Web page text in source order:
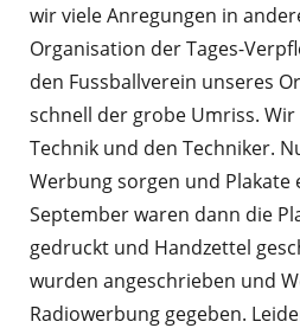
wir viele Anregungen in
Organisation der Tages-
den Fussballverein unseres
schnell der grobe Umriss.
Technik und den Techniker.
Werbung sorgen und Plakate
September waren dann die
gedruckt und Handzettel
wurden angeschrieben und
Radiowerbung gegeben.